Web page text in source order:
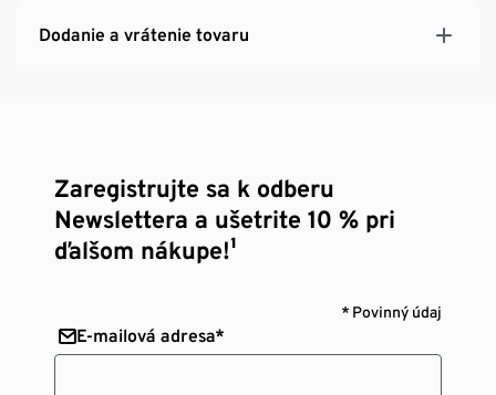
Dodanie a vrátenie tovaru
Zaregistrujte sa k odberu
Newslettera a ušetrite 10 % pri
ďalšom nákupe!¹
* Povinný údaj
E-mailová adresa*